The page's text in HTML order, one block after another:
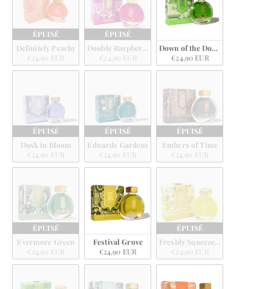
ÉPUISÉ
Definitely Peachy
€24,90 EUR
ÉPUISÉ
Double Raspberry
€24,90 EUR
Down of the Don Valley
€24,90 EUR
ÉPUISÉ
Dusk in Bloom
€24,90 EUR
ÉPUISÉ
Edwards Gardens
€24,90 EUR
ÉPUISÉ
Embers of Time
€24,90 EUR
ÉPUISÉ
Evermore Green
€24,90 EUR
Festival Grove
€24,90 EUR
ÉPUISÉ
Freshly Squeezed Sunshine
€24,90 EUR